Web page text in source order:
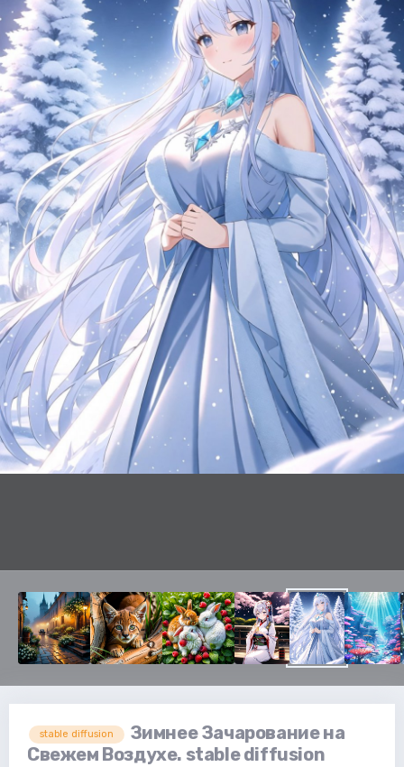
stable diffusion
Зимнее Зачарование на
Свежем Воздухе. stable diffusion